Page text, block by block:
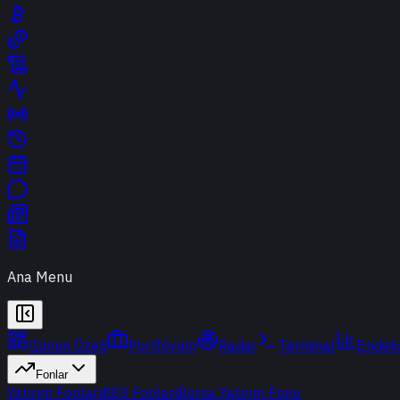
Ana Menu
Günün Özeti Portföyüm Radar Terminal
Fonlar
Yatırım FonlarıBES FonlarıBorsa Yatırım Fonu